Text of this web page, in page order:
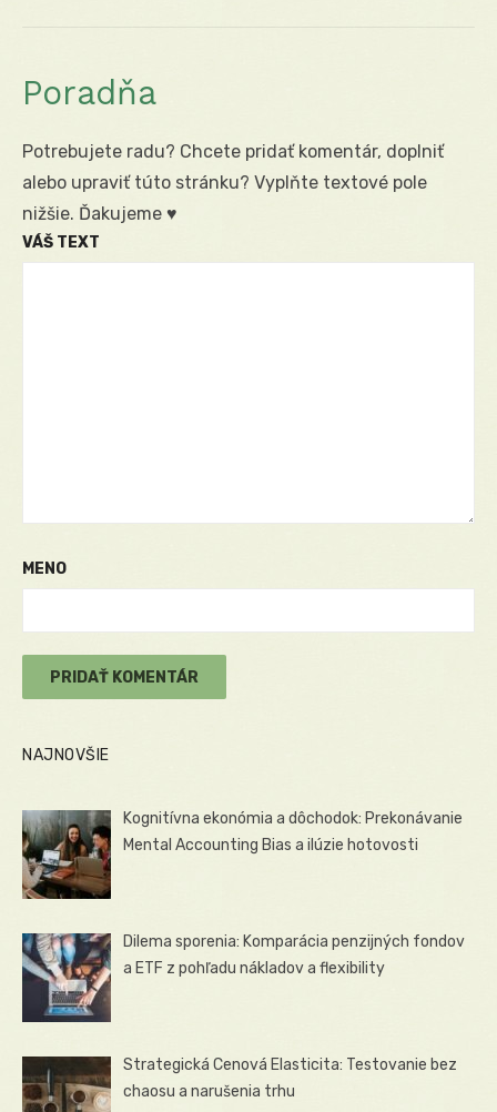
Poradňa
Potrebujete radu? Chcete pridať komentár, doplniť
alebo upraviť túto stránku? Vyplňte textové pole
nižšie. Ďakujeme ♥
VÁŠ TEXT
MENO
NAJNOVŠIE
Kognitívna ekonómia a dôchodok: Prekonávanie
Mental Accounting Bias a ilúzie hotovosti
Dilema sporenia: Komparácia penzijných fondov
a ETF z pohľadu nákladov a flexibility
Strategická Cenová Elasticita: Testovanie bez
chaosu a narušenia trhu